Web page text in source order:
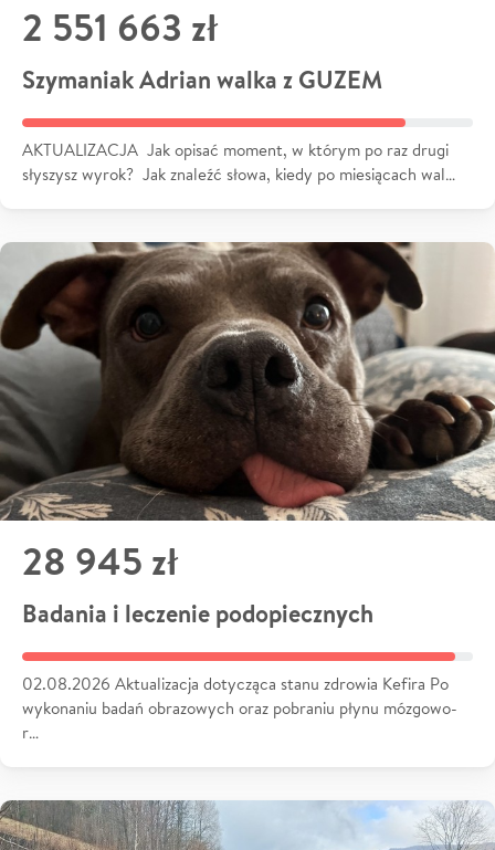
2 551 663 zł
Szymaniak Adrian walka z GUZEM
AKTUALIZACJA Jak opisać moment, w którym po raz drugi
słyszysz wyrok? Jak znaleźć słowa, kiedy po miesiącach wal…
28 945 zł
Badania i leczenie podopiecznych
02.08.2026 Aktualizacja dotycząca stanu zdrowia Kefira Po
wykonaniu badań obrazowych oraz pobraniu płynu mózgowo-
r…